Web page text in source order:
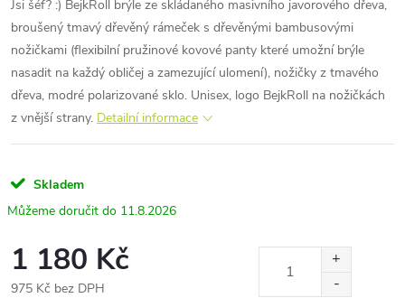
Jsi šéf? :) BejkRoll brýle ze skládaného masivního javorového dřeva,
broušený tmavý dřevěný rámeček s dřevěnými bambusovými
nožičkami (flexibilní pružinové kovové panty které umožní brýle
nasadit na každý obličej a zamezující ulomení), nožičky z tmavého
dřeva, modré polarizované sklo. Unisex, logo BejkRoll na nožičkách
z vnější strany. Detailní informace
Skladem
11.8.2026
1 180 Kč
975 Kč bez DPH